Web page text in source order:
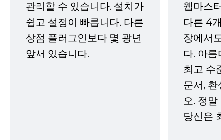
관리할 수 있습니다. 설치가
쉽고 설정이 빠릅니다. 다른
상점 플러그인보다 몇 광년
앞서 있습니다.
웹마스
다른 4
장에서
다. 아름
최고 수
문서,
오. 정
당신은